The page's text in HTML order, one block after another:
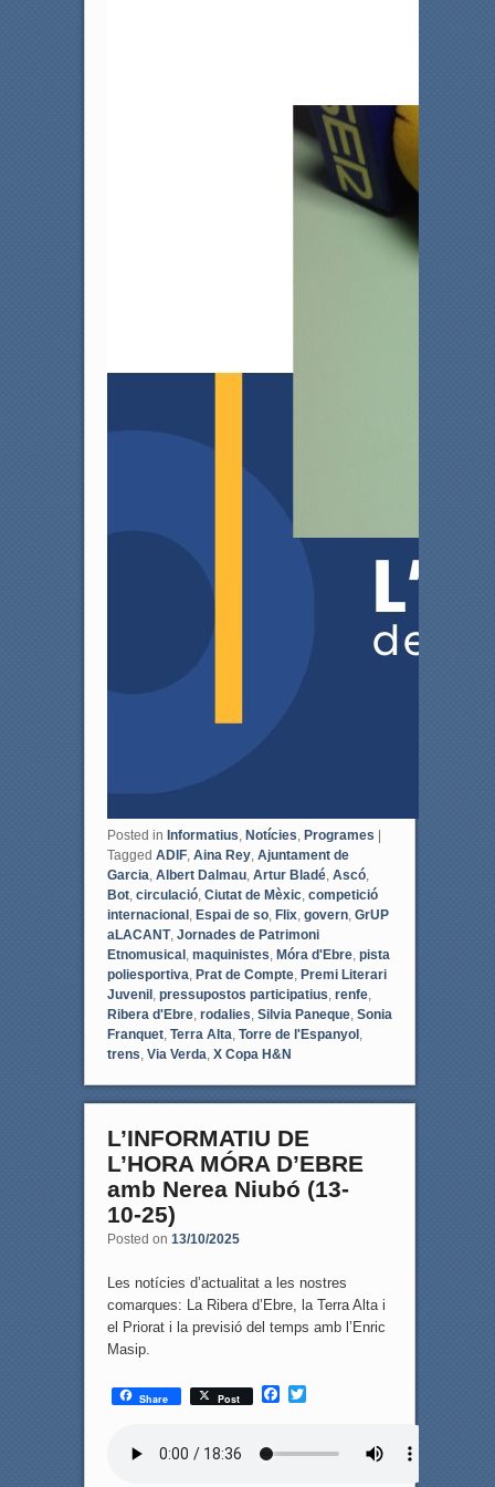
Posted in Informatius, Notícies, Programes
Tagged ADIF, Aina Rey, Ajuntament de
Garcia, Albert Dalmau, Artur Bladé, Ascó,
Bot, circulació, Ciutat de Mèxic, competició
internacional , Espai de so, Flix, govern, GrUP
aLACANT, Jornades de Patrimoni
Etnomusical , maquinistes, Móra d'Ebre, pista
poliesportiva, Prat de Compte, Premi Literari
Juvenil , pressupostos participatius, renfe,
Ribera d'Ebre, rodalies, Silvia Paneque, Sonia
Franquet, Terra Alta, Torre de l'Espanyol ,
trens, Via Verda, X Copa H&N
L’INFORMATIU DE
L’HORA MÓRA D’EBRE
amb Nerea Niubó (13-
10-25)
Posted on 13/10/2025
Les notícies d’actualitat a les nostres
comarques: La Ribera d’Ebre, la Terra Alta i
el Priorat i la previsió del temps amb l’Enric
Masip.
Share Post
F
T